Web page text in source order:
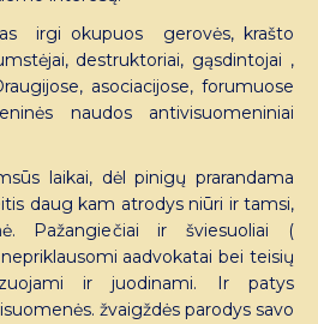
irgi okupuos gerovės, krašto
destruktoriai, gąsdintojai ,
asociacijose, forumuose
naudos antivisuomeniniai
laikai, dėl pinigų prarandama
daug kam atrodys niūri ir tamsi,
Pažangiečiai ir šviesuoliai (
aadvokatai bei teisių
ir juodinami. Ir patys
žvaigždės parodys savo